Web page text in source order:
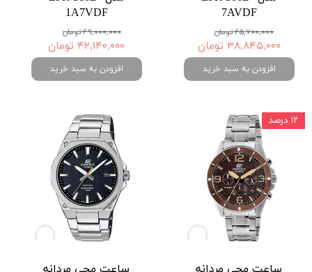
7AVDF
۴۵,۷۰۰,۰۰۰ تومان
۳۸,۸۴۵,۰۰۰ تومان
افزودن به سبد خرید
1A7VDF
۴۹,۰۰۰,۰۰۰ تومان
۴۲,۱۴۰,۰۰۰ تومان
افزودن به سبد خرید
۱۲ درصد